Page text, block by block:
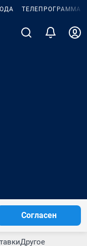
ТЕЛЕПРОГРАММА
Согласен
Другое